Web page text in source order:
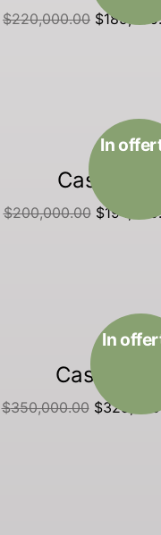
$220,000.00 $
In
Casa 1
$200,000.00 $
In
Casa 2
$350,000.00 $